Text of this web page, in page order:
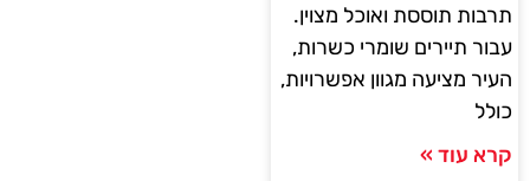
תרבות תוססת ואוכל מצוין.
עבור תיירים שומרי כשרות,
העיר מציעה מגוון אפשרויות,
כולל
קרא עוד »